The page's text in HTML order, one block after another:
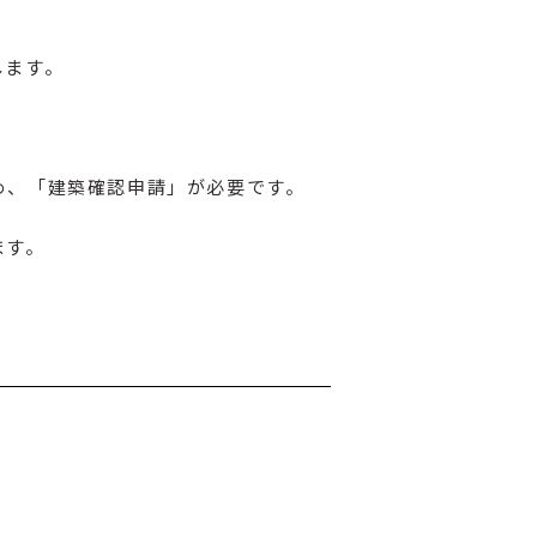
す。
「建築確認申請」が必要です。
。